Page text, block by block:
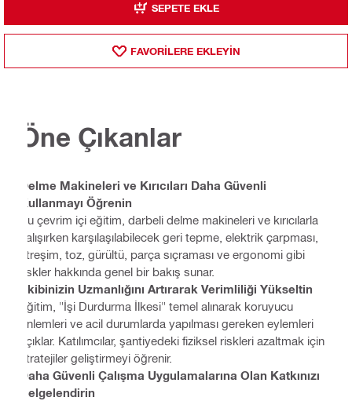
SEPETE EKLE
FAVORILERE EKLEYIN
Öne Çıkanlar
Delme Makineleri ve Kırıcıları Daha Güvenli
Kullanmayı Öğrenin
Bu çevrim içi eğitim, darbeli delme makineleri ve kırıcılarla
çalışırken karşılaşılabilecek geri tepme, elektrik çarpması,
titreşim, toz, gürültü, parça sıçraması ve ergonomi gibi
riskler hakkında genel bir bakış sunar.
Ekibinizin Uzmanlığını Artırarak Verimliliği Yükseltin
Eğitim, "İşi Durdurma İlkesi" temel alınarak koruyucu
önlemleri ve acil durumlarda yapılması gereken eylemleri
açıklar. Katılımcılar, şantiyedeki fiziksel riskleri azaltmak için
stratejiler geliştirmeyi öğrenir.
Daha Güvenli Çalışma Uygulamalarına Olan Katkınızı
Belgelendirin